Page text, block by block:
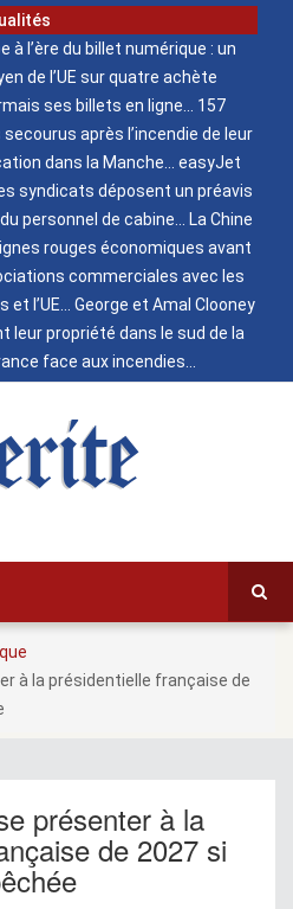
à l’ère du billet numérique : un
de l’UE sur quatre achète
ses billets en ligne
157
après l’incendie de leur
dans la Manche
easyJet
syndicats déposent un préavis
personnel de cabine
La Chine
rouges économiques avant
commerciales avec les
et l’UE
George et Amal Clooney
leur propriété dans le sud de la
face aux incendies
à la présidentielle française de
présenter à la
de 2027 si